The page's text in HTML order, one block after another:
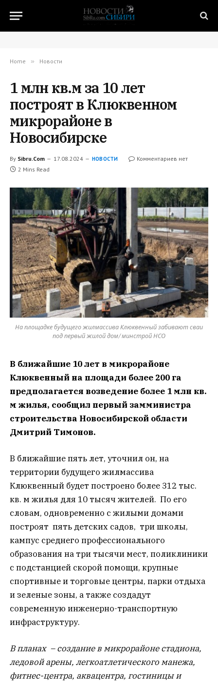
Home » Новости
1 млн кв.м за 10 лет
построят в Клюквенном
микрорайоне в
Новосибирске
By Sibru.Com 17.08.2024 НОВОСТИ
Комментариев нет
2 Mins Read
На площадке будущего жилмассива Клюквенный забивают сваи
под первый жилой дом/ минстрой НСО
В ближайшие 10 лет в микрорайоне
Клюквенный на площади более 200 га
предполагается возведение более 1 млн кв.
м жилья, сообщил первый замминистра
строительства Новосибирской области
Дмитрий Тимонов.
В ближайшие пять лет, уточнил он, на
территории будущего жилмассива
Клюквенный будет построено более 312 тыс.
кв. м жилья для 10 тысяч жителей. По его
словам, одновременно с жилыми домами
построят пять детских садов, три школы,
кампус среднего профессионального
образования на три тысячи мест, поликлиники
с подстанцией скорой помощи, крупные
спортивные и торговые центры, парки отдыха
и зеленые зоны, а также создадут
современную инженерно-транспортную
инфраструктуру.
В планах – создание в микрорайоне стадиона,
ледовой арены, легкоатлетического манежа,
фитнес-центра, аквацентра, гостиницы и